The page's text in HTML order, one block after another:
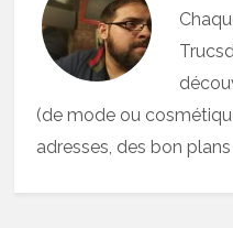
(de mode ou
adresses, des bon